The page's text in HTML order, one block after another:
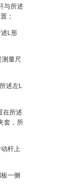
与所述
；
L形
量尺
述左L
在所述
套，所
杆上
一侧